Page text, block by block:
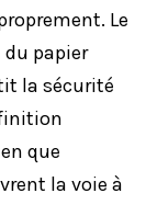
Le
du papier
la sécurité
que
la voie à